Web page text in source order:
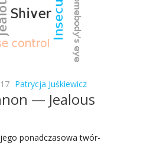
Patrycja Juśkiewicz
— Jealous
jego ponad­cza­so­wa twór­